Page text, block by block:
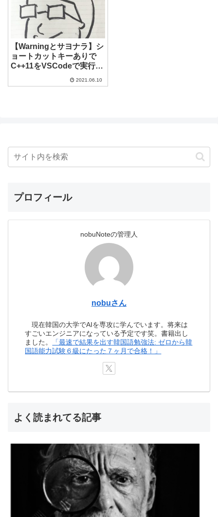
【Warningとサヨナラ】シ
ョートカットキーありで
C++11をVSCodeで実行す
2021.06.10
プロフィール
nobuNoteの管理人
nobuさん
現在韓国の大学でAIを専攻に学んでいます。将来は
すごいエンジニアになっている予定です笑。書籍出し
ました。
「最速で結果を出す韓国語勉強法: ゼロから韓
国語能力試験６級にたった７ヶ月で合格！」
よく読まれてる記事